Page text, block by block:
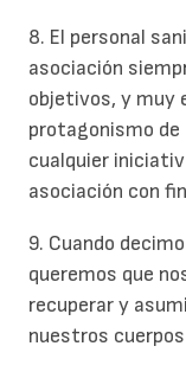
8. El personal
asociación
objetivos, y muy
protagonismo de
cualquier
asociación con
9. Cuando
queremos que
recuperar y
nuestros